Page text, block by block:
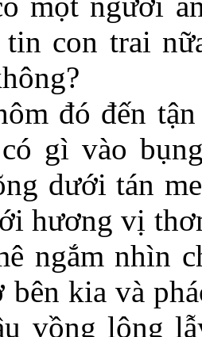
con trai
đó đến
gì vào
dưới tán
hương vị
ngắm nhìn
bên kia và
vồng lộng